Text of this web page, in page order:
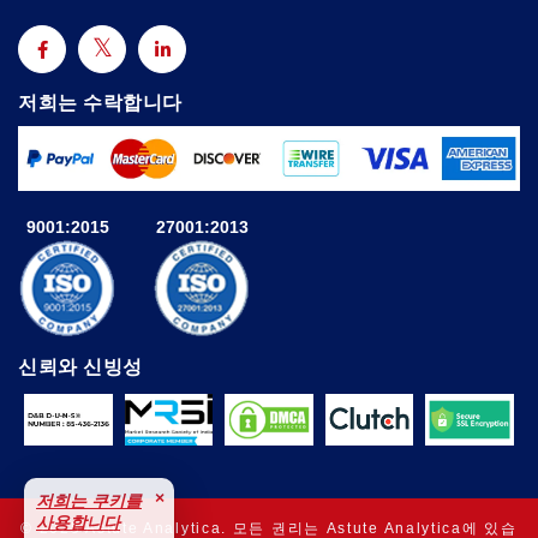
저희는 수락합니다
9001:2015 27001:2013
신뢰와 신빙성
© 2025 Astute Analytica. 모든 권리는 Astute Analytica에 있습
저희는 쿠키를
사용합니다
×